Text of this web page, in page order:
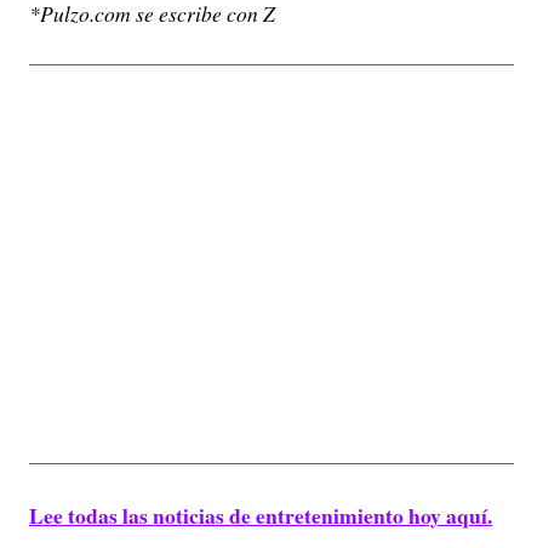
*Pulzo.com se escribe con Z
Lee todas las noticias de entretenimiento hoy aquí.